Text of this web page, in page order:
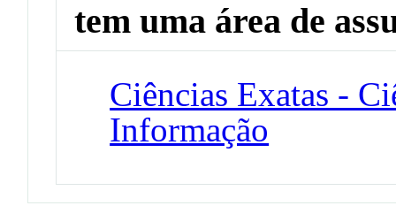
tem uma área de
Ciências Exatas -
Informação